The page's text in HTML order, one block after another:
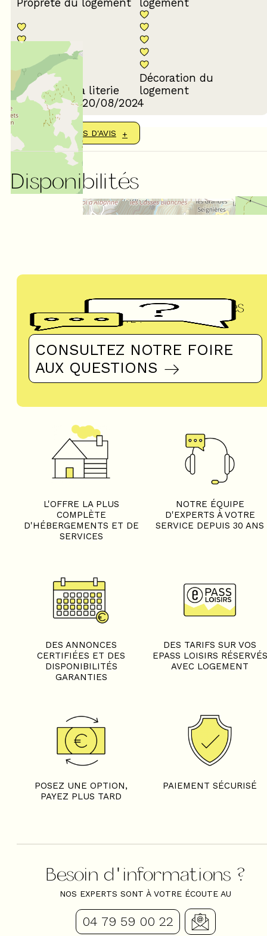
Propreté du logement logement
Confort de la literie
Décoration du
logement
Avis écrit le 20/08/2024
AFFICHER PLUS D'AVIS
Disponibilités
Questions fréquentes
UN DOUTE ?
CONSULTEZ NOTRE FOIRE
AUX QUESTIONS
L'OFFRE LA PLUS
COMPLÈTE
D'HÉBERGEMENTS ET DE
SERVICES
NOTRE ÉQUIPE
D'EXPERTS À VOTRE
SERVICE DEPUIS 30 ANS
DES ANNONCES
CERTIFIÉES ET DES
DISPONIBILITÉS
GARANTIES
DES TARIFS SUR VOS
EPASS LOISIRS RÉSERVÉS
AVEC LOGEMENT
POSEZ UNE OPTION,
PAYEZ PLUS TARD
PAIEMENT SÉCURISÉ
Besoin d'informations ?
NOS EXPERTS SONT À VOTRE ÉCOUTE AU
04 79 59 00 22